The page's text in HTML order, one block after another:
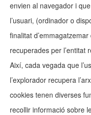
envien al navegador i
l’usuari, (ordinador o
finalitat
recuperades per l’entitat
Així, cada vegada que
l’explorador recupera
cookies tenen diverses
recollir informació sobre